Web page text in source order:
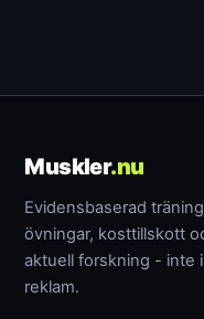
Muskler.nu
Evidensbaserad
övningar, kosttillskott
aktuell forskning - inte
reklam.